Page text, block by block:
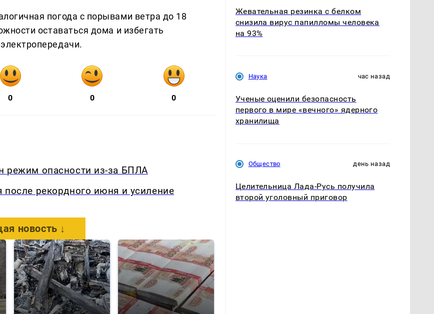
погода с порывами ветра до 18
оставаться дома и избегать
0 0 0
режим опасности из-за БПЛА
рекордного июня и усиление
новость ↓
Жевательная резинка с белком
снизила вирус папилломы человека
на 93%
Наука час назад
Ученые оценили безопасность
первого в мире «вечного» ядерного
хранилища
Общество день назад
Целительница Лада-Русь получила
второй уголовный приговор